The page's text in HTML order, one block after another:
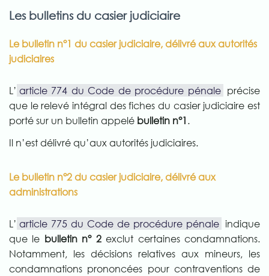
Les bulletins du casier judiciaire
Le bulletin n°1 du casier judiciaire, délivré aux autorités
judiciaires
L’ article 774 du Code de procédure pénale précise
que le relevé intégral des fiches du casier judiciaire est
porté sur un bulletin appelé bulletin n°1.
Il n’est délivré qu’aux autorités judiciaires.
Le bulletin n°2 du casier judiciaire, délivré aux
administrations
L’ article 775 du Code de procédure pénale indique
que le bulletin n° 2exclut certaines condamnations.
Notamment, les décisions relatives aux mineurs, les
condamnations prononcées pour contraventions de